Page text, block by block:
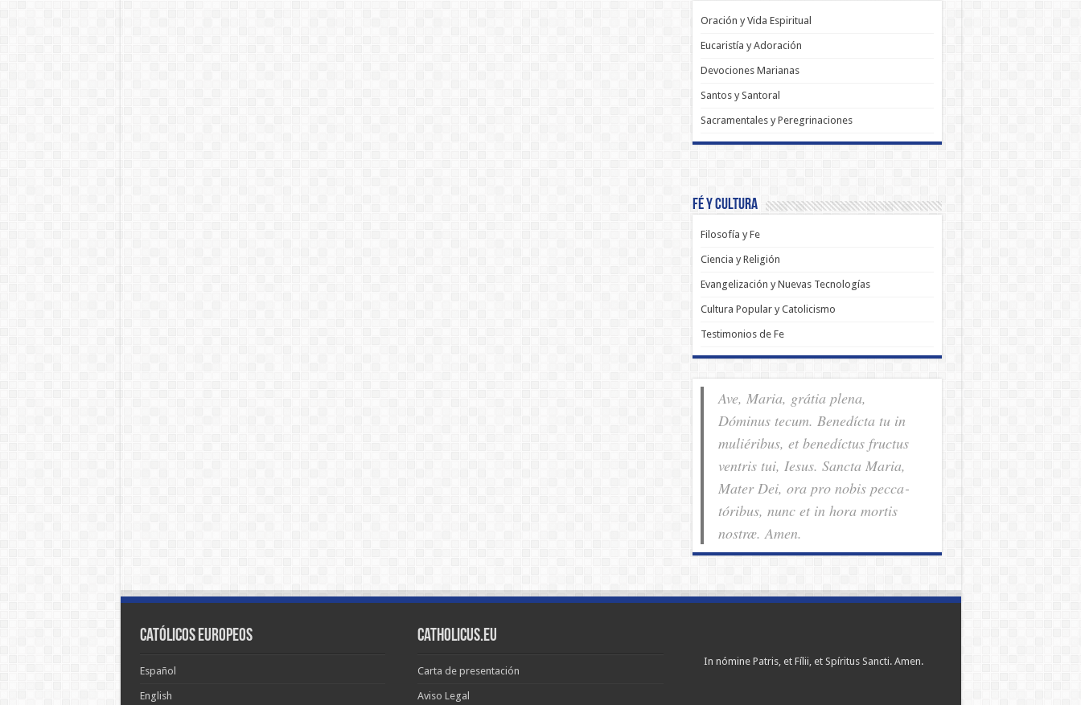
Oración y Vida Espiritual
Eucaristía y Adoración
Devociones Marianas
Santos y Santoral
Sacramentales y Peregrinaciones
Fé y Cultura
Filosofía y Fe
Ciencia y Religión
Evangelización y Nuevas Tecnologías
Cultura Popular y Catolicismo
Testimonios de Fe
Ave, Maria, grátia plena,
Dóminus tecum. Benedícta tu in
muliéribus, et benedíctus fructus
ventris tui, Iesus. Sancta Maria,
Mater Dei, ora pro nobis pec­ca­
tóribus, nunc et in hora mortis
nostræ. Amen.
Católicos Europeos
Español
English
Catholicus.eu
Carta de presentación
Aviso Legal
In nómine Patris, et Fílii, et Spíritus Sancti. Amen.